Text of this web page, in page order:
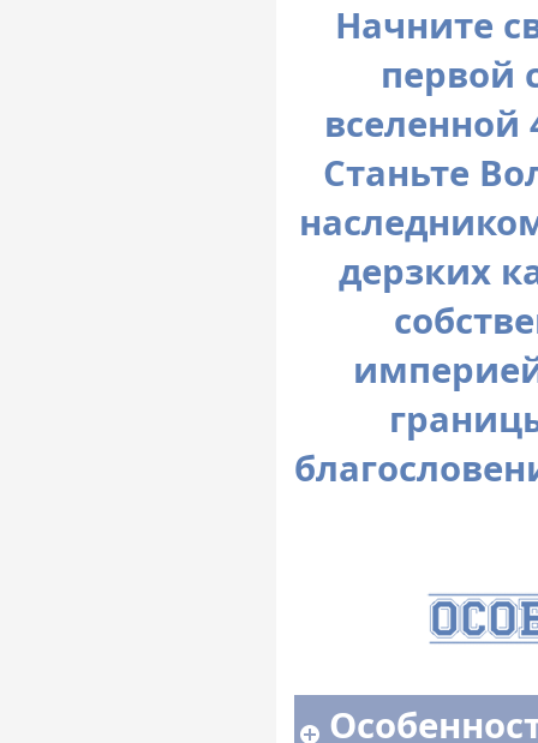
Начните
первой
вселенной
Станьте
дерзких